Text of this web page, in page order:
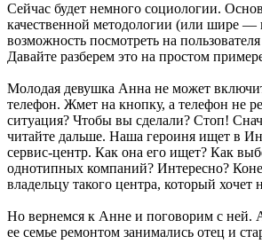
Сейчас будет немного социологии.
качественной методологии (или шире
возможность посмотреть на
Давайте разберем это на простом
Молодая девушка Анна не может
телефон. Жмет на кнопку, а телефон не
ситуация? Чтобы вы сделали? Стоп!
читайте дальше. Наша героиня ищет в
сервис-центр. Как она его ищет? Как
однотипных компаний? Интересно?
владельцу такого центра, который хочет
Но вернемся к Анне и поговорим с ней.
ее семье ремонтом занимались отец и